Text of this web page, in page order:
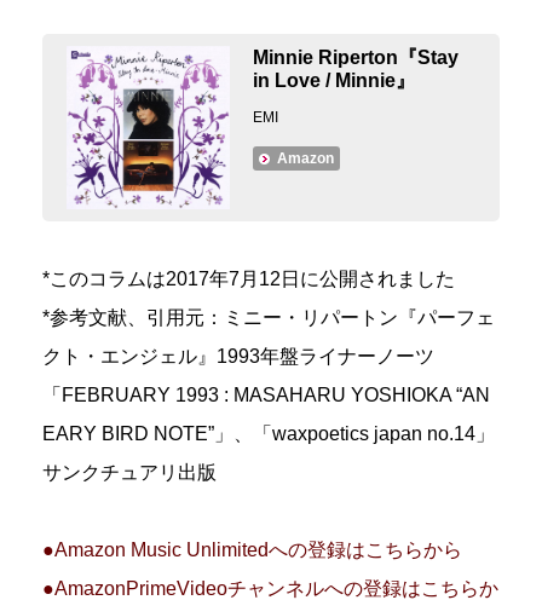
Minnie Riperton『Stay
in Love / Minnie』
EMI
Amazon
*このコラムは2017年7月12日に公開されました
*参考文献、引用元：ミニー・リパートン『パーフェ
クト・エンジェル』1993年盤ライナーノーツ
「FEBRUARY 1993 : MASAHARU YOSHIOKA “AN
EARY BIRD NOTE”」、「waxpoetics japan no.14」
サンクチュアリ出版
●Amazon Music Unlimitedへの登録はこちらから
●AmazonPrimeVideoチャンネルへの登録はこちらか